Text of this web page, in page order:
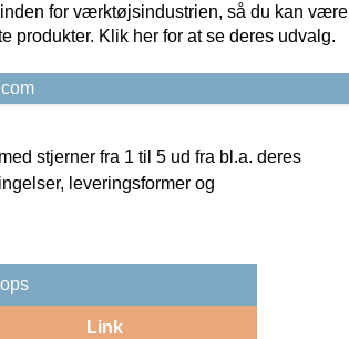
for værktøjsindustrien, så du kan være
produkter. Klik her for at se deres udvalg.
stjerner fra 1 til 5 ud fra bl.a. deres
leveringsformer og
Link